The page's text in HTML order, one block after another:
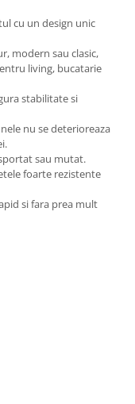
cu un design unic
modern sau clasic,
living, bucatarie
stabilitate si
nu se deterioreaza
sau mutat.
foarte rezistente
si fara prea mult